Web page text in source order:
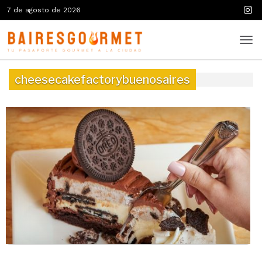
7 de agosto de 2026
cheesecakefactorybuenosaires